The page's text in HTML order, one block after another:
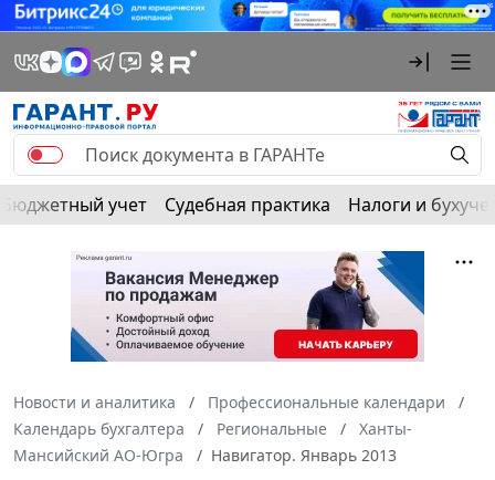
Бюджетный учет Судебная практика Налоги и
Новости и аналитика
Профессиональные календари
Календарь бухгалтера
Региональные
Ханты-
Мансийский АО-Югра
Навигатор. Январь 2013